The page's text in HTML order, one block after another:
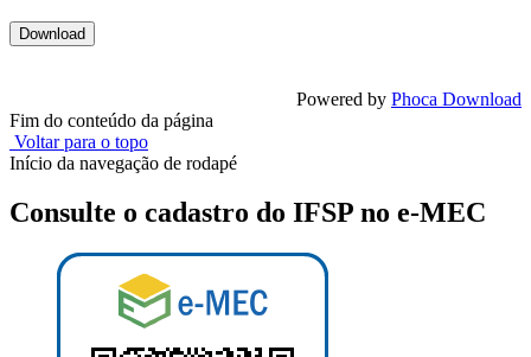
Powered by Phoca Download
Fim do conteúdo da página
Voltar para o topo
Início da navegação de rodapé
Consulte o cadastro do IFSP no e-MEC